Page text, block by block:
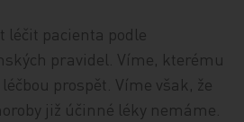
léčit pacienta podle
pravidel. Víme, kterému
prospět. Víme však, že
již účinné léky nemáme.